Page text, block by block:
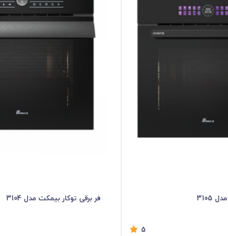
5
فر برقی توکار بیمکث مدل 3104